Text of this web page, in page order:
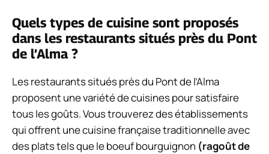
Quels types de cuisine sont proposés
dans les restaurants situés près du Pont
de l’Alma ?
Les restaurants situés près du Pont de l’Alma
proposent une variété de cuisines pour satisfaire
tous les goûts. Vous trouverez des établissements
qui offrent une cuisine française traditionnelle avec
des plats tels que le boeuf bourguignon (ragoût de